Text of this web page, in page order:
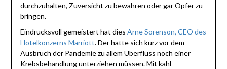
durchzuhalten, Zuversicht zu bewahren oder gar Opfer zu
bringen.
Eindrucksvoll gemeistert hat dies Arne Sorenson, CEO des
Hotelkonzerns Marriott. Der hatte sich kurz vor dem
Ausbruch der Pandemie zu allem Überfluss noch einer
Krebsbehandlung unterziehen müssen. Mit kahl